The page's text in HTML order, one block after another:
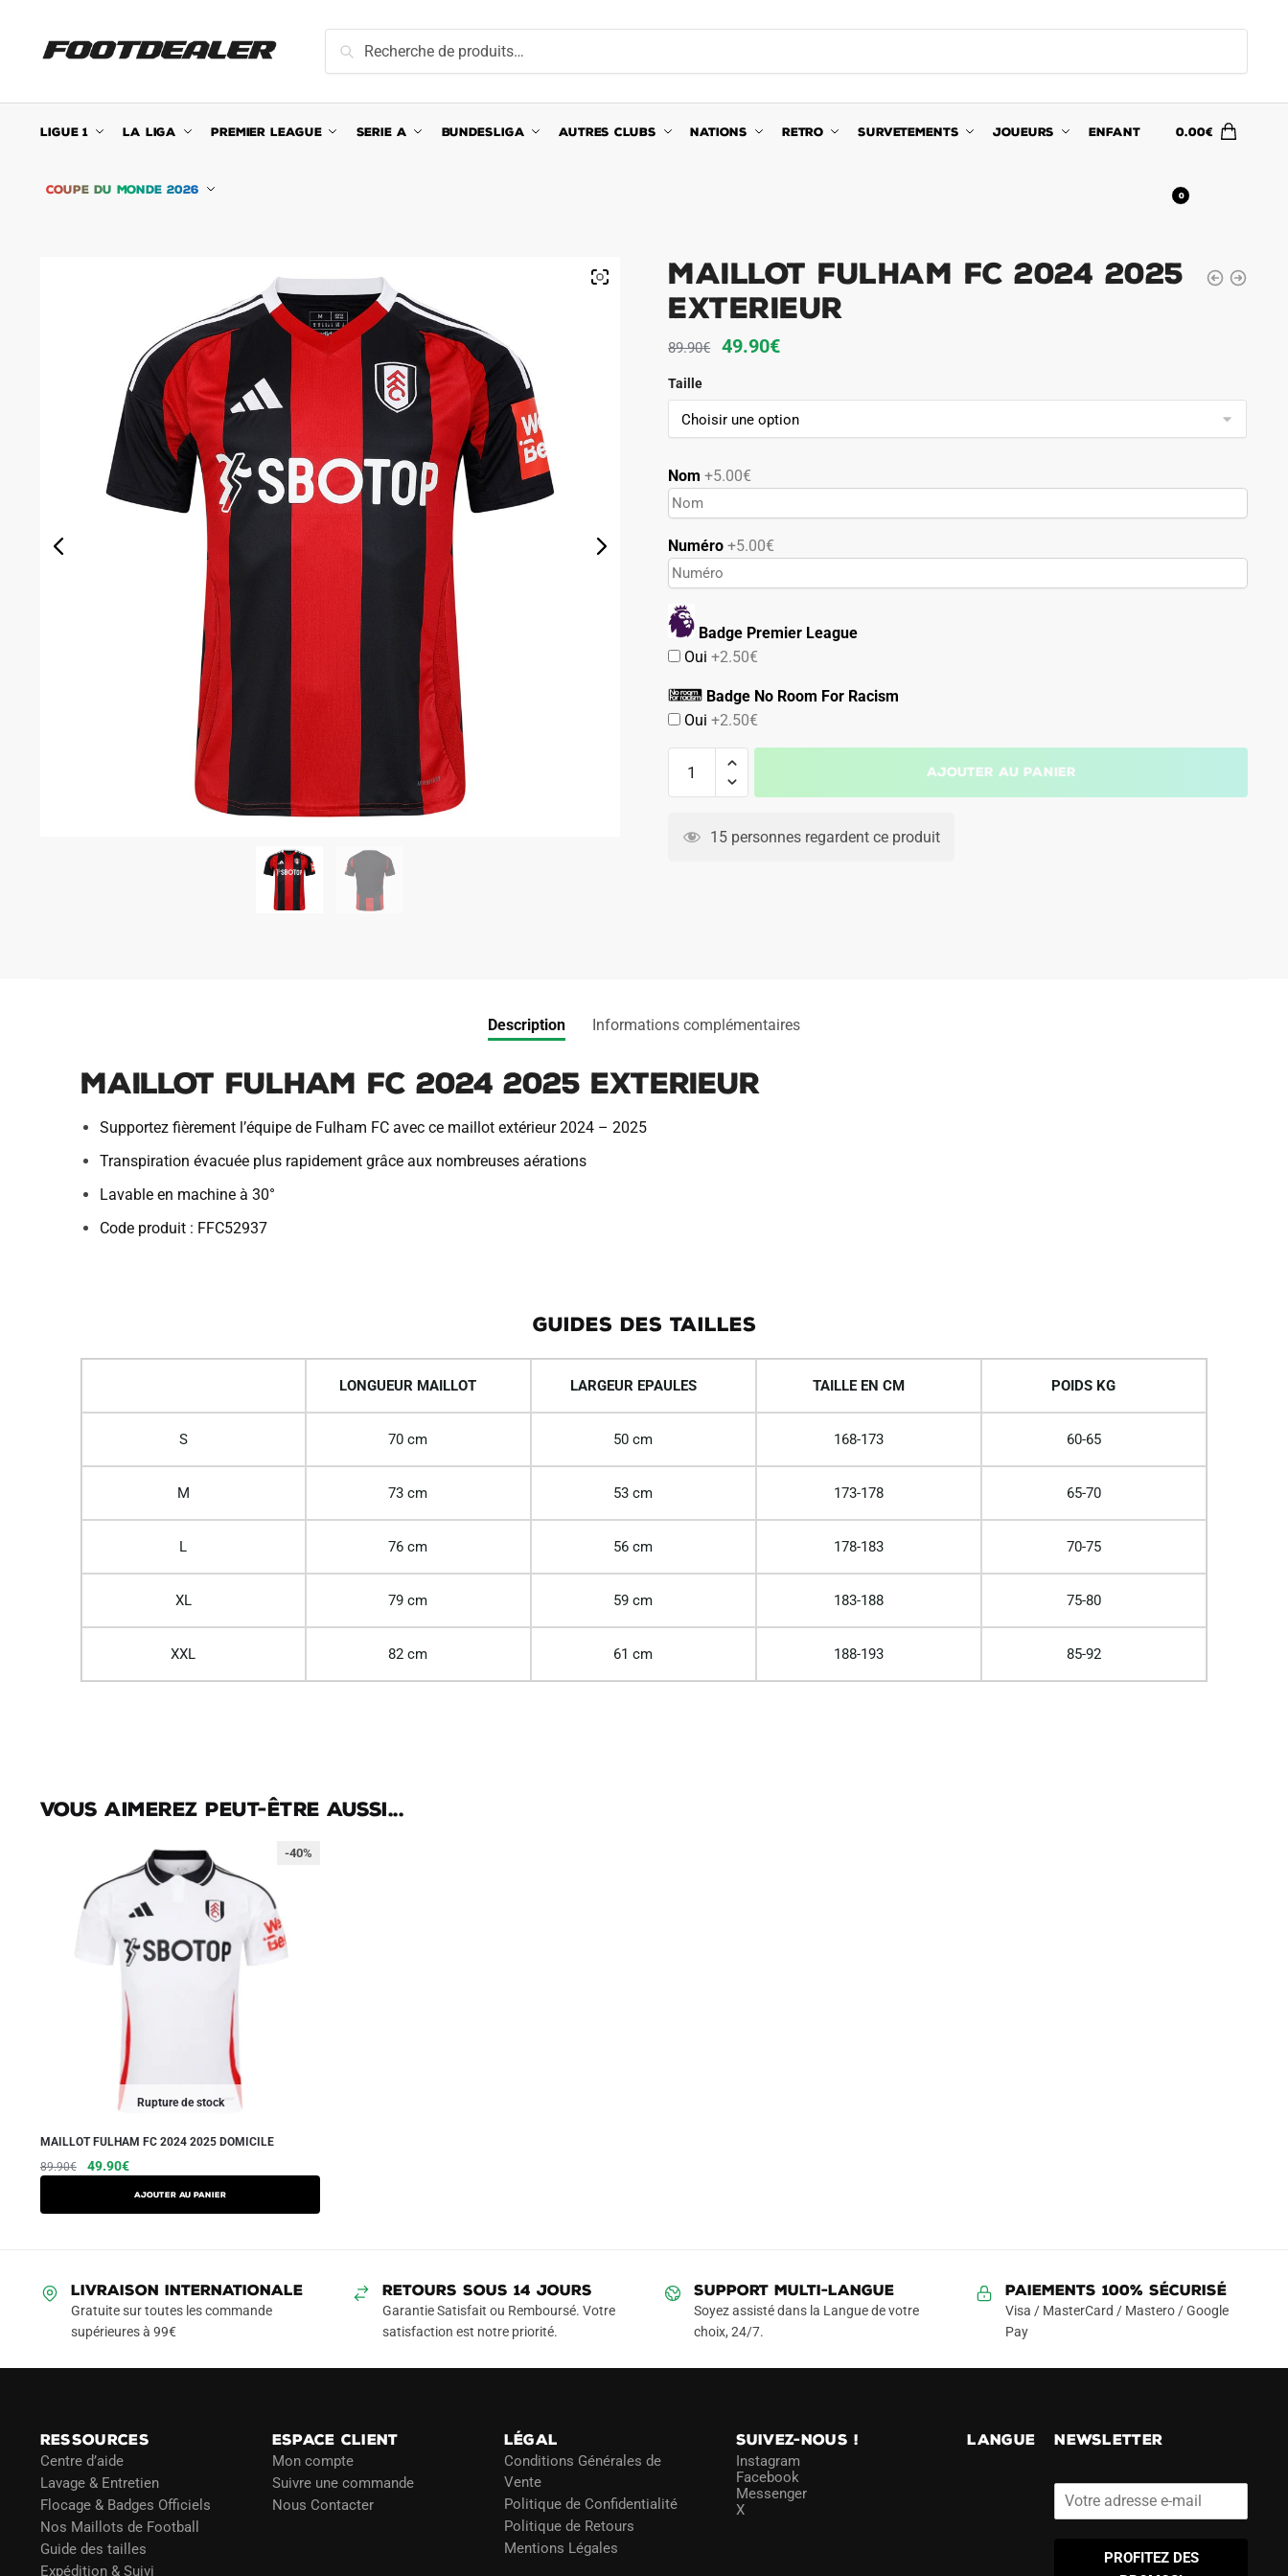
navigation
content
pour :
Recherche
LIGUE 1 LA LIGA PREMIER LEAGUE SERIE A BUNDESLIGA AUTRES CLUBS NATIONS RETRO SURVETEMENTS JOUEURS ENFANT
COUPE DU MONDE 2026
0.00€
0
Maillot Fulham FC 2024 2025
Exterieur
89.90€
Le
initial
était :
49.90€Le
actuel
est :
Taille
Nom +5.00€
Numéro+5.00€
Badge Premier League
Oui+2.50€
Badge No Room For Racism
Oui+2.50€
Fulham
Ajouter au panier
15 personnes regardent ce produit
Description Informations complémentaires
Maillot Fulham FC 2024 2025 Exterieur
Supportez fièrement l’équipe de Fulham FC avec ce maillot extérieur 2024 – 2025
Transpiration évacuée plus rapidement grâce aux nombreuses aérations
Lavable en machine à 30°
Code produit : FFC52937
GUIDES DES TAILLES
LONGUEUR MAILLOT LARGEUR EPAULES TAILLE EN CM POIDS KG
S 70 cm 50 cm 168-173 60-65
M 73 cm 53 cm 173-178 65-70
L 76 cm 56 cm 178-183 70-75
XL 79 cm 59 cm 183-188 75-80
XXL 82 cm 61 cm 188-193 85-92
Vous aimerez peut-être aussi...
Rupture de stock
-40%
MAILLOT FULHAM FC 2024 2025 DOMICILE
89.90€
Le
49.90€Le
AJOUTER AU PANIER
Ce
produit
a
Les
options
peuvent
page
du
produit
LIVRAISON INTERNATIONALE
Gratuite sur toutes les commande
supérieures à 99€
RETOURS SOUS 14 JOURS
Garantie Satisfait ou Remboursé. Votre
satisfaction est notre priorité.
SUPPORT MULTI-LANGUE
Soyez assisté dans la Langue de votre
choix, 24/7.
Paiements 100% Sécurisé
Visa / MasterCard / Mastero / Google
Pay
RESSOURCES
Centre d’aide
Lavage & Entretien
Flocage & Badges Officiels
Nos Maillots de Football
Guide des tailles
Expédition & Suivi
ESPACE CLIENT
Mon compte
Suivre une commande
Nous Contacter
LÉGAL
Conditions Générales de
Vente
Politique de Confidentialité
Politique de Retours
Mentions Légales
SUIVEZ-NOUS !
Instagram
Facebook
Messenger
X
LANGUE NEWSLETTER
PROFITEZ DES